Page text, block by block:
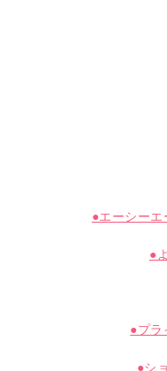
●エーシーエ
●
●プラ
●シ